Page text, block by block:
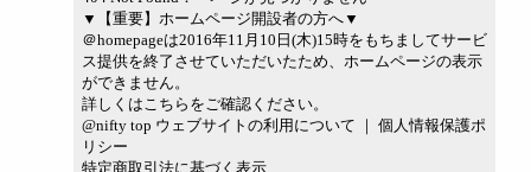
▼【重要】ホームページ開設者の方へ▼
＠homepageは2016年11月10日(木)15時をもちましてサービ
ス提供を終了させていただいたため、ホームページの表示
ができません。
詳しくはこちらをご確認ください。
@nifty top ウェブサイトの利用について ｜ 個人情報保護ポ
リシー
特定商取引法に基づく表示